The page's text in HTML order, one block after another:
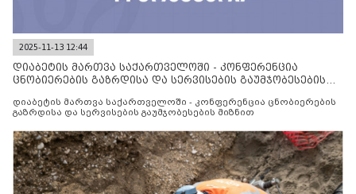
2025-11-13 12:44
დიაბეტის მართვა საქართველოში - კონფერენცია
ცნობიერების გაზრდისა და სერვისების გაუმჯობესების
დიაბეტის მართვა საქართველოში - კონფერენცია ცნობიერების
გაზრდისა და სერვისების გაუმჯობესების მიზნით